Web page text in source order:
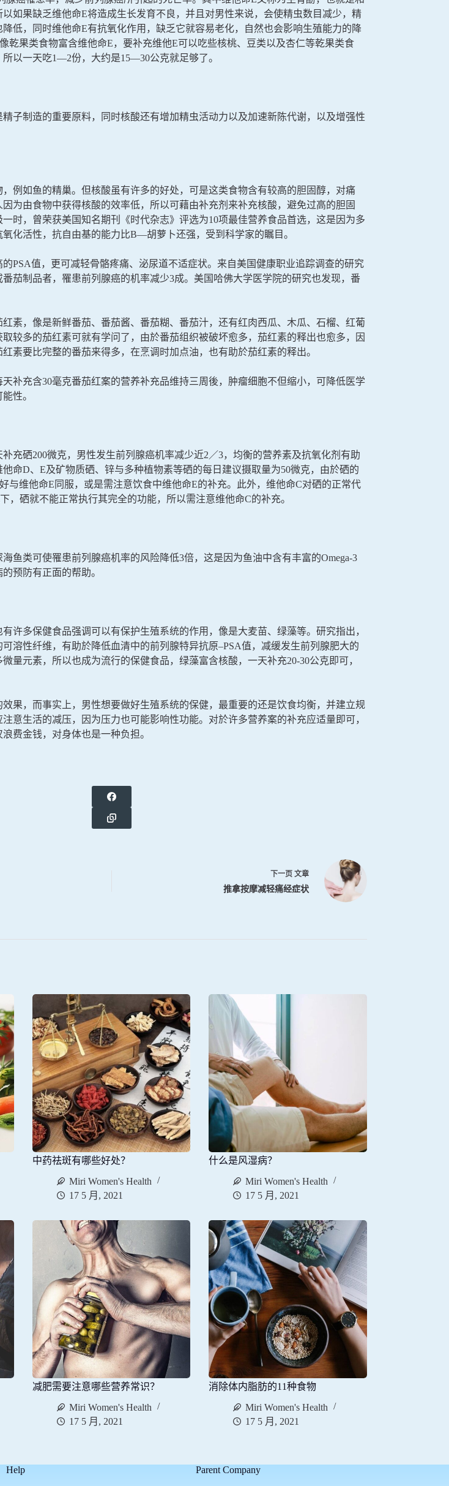
如果缺乏维他命E将造成生长发育不良，并且对男性来说，会使精虫数目减少，精
低，同时维他命E有抗氧化作用，缺乏它就容易老化，自然也会影响生殖能力的降
乾果类食物富含维他命E，要补充维他E可以吃些核桃、豆类以及杏仁等乾果类食
以一天吃1—2份，大约是15—30公克就足够了。
子制造的重要原料，同时核酸还有增加精虫活动力以及加速新陈代谢，以及增强性
例如鱼的精巢。但核酸虽有许多的好处，可是这类食物含有较高的胆固醇，对痛
为由食物中获得核酸的效率低，所以可藉由补充剂来补充核酸，避免过高的胆固
时，曾荣获美国知名期刊《时代杂志》评选为10项最佳营养食品首选，这是因为多
化活性，抗自由基的能力比B—胡萝卜还强，受到科学家的瞩目。
PSA值，更可减轻骨骼疼痛、泌尿道不适症状。来自美国健康职业追踪调查的研究
茄制品者，罹患前列腺癌的机率减少3成。美国哈佛大学医学院的研究也发现，番
素，像是新鲜番茄、番茄酱、番茄糊、番茄汁，还有红肉西瓜、木瓜、石榴、红葡
较多的茄红素可就有学问了，由於番茄组织被破坏愈多，茄红素的释出也愈多，因
素要比完整的番茄来得多，在烹调时加点油，也有助於茄红素的释出。
补充含30毫克番茄红案的营养补充品维持三周後，肿瘤细胞不但缩小，可降低医学
性。
充硒200微克，男性发生前列腺癌机率减少近2／3，均衡的营养素及抗氧化剂有助
命D、E及矿物质硒、锌与多种植物素等硒的每日建议摄取量为50微克，由於硒的
与维他命E同服，或是需注意饮食中维他命E的补充。此外，维他命C对硒的正常代
，硒就不能正常执行其完全的功能，所以需注意维他命C的补充。
鱼类可使罹患前列腺癌机率的风险降低3倍，这是因为鱼油中含有丰富的Omega-3
预防有正面的帮助。
许多保健食品强调可以有保护生殖系统的作用，像是大麦苗、绿藻等。研究指出，
溶性纤维，有助於降低血清中的前列腺特异抗原–PSA值，减缓发生前列腺肥大的
量元素，所以也成为流行的保健食品，绿藻富含核酸，一天补充20-30公克即可，
果，而事实上，男性想要做好生殖系统的保健，最重要的还是饮食均衡，并建立规
意生活的减压，因为压力也可能影响性功能。对於许多营养案的补充应适量即可，
费金钱，对身体也是一种负担。
下一页 文章
推拿按摩减轻痛经症状
中药祛斑有哪些好处？
Miri Women's Health
17 5 月, 2021
什么是风湿病？
Miri Women's Health
17 5 月, 2021
减肥需要注意哪些营养常识？
Miri Women's Health
17 5 月, 2021
消除体内脂肪的11种食物
Miri Women's Health
17 5 月, 2021
Help Parent Company